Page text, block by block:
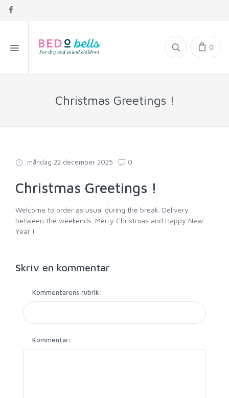
0
Christmas Greetings !
måndag 22 december 2025 0
Christmas Greetings !
Welcome to order as usual during the break. Delivery
between the weekends. Merry Christmas and Happy New
Year !
Skriv en kommentar
Kommentarens rubrik:
Kommentar: